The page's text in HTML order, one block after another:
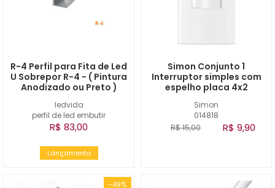
ledvida
perfil de led embutir
R-4 Perfil para Fita de Led
U Sobrepor R-4 - ( Pintura
Anodizado ou Preto )
R$ 83,00
Lançamento
Simon
014818
Simon Conjunto 1
Interruptor simples com
espelho placa 4x2
R$ 15,00 R$ 9,90
-49%